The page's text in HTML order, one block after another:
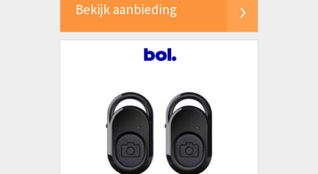
Bekijk aanbieding